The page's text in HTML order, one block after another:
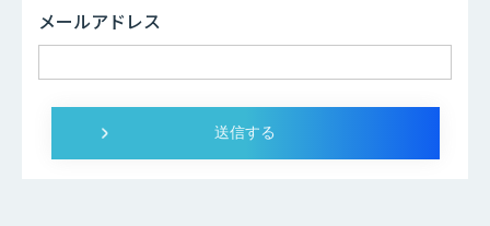
メールアドレス